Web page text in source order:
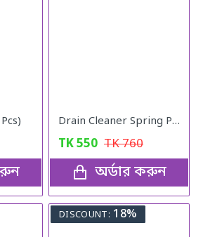
Drain Cleaner Spring Pipe
TK550 TK760
অর্ডার করুন
DISCOUNT: 18%